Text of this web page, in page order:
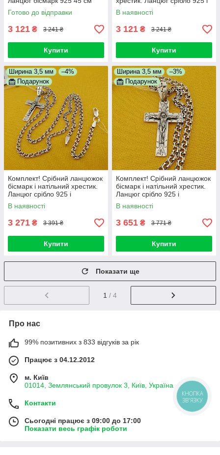
Готово до відправки
3 121 ₴ 3 241 ₴
Купити
православний кулон 45 см
В наявності
3 121 ₴ 3 241 ₴
Купити
Ширина 3,5 мм
–4%
Подарунок
Комплект! Срібний ланцюжок
бісмарк і натільний хрестик.
Ланцюг срібло 925 і
православний кулон 50 см
В наявності
3 271 ₴ 3 391 ₴
Купити
Ширина 3,5 мм
–3%
Подарунок
Комплект! Срібний ланцюжок
бісмарк і натільний хрестик.
Ланцюг срібло 925 і
православний кулон 60 см
В наявності
3 651 ₴ 3 771 ₴
Купити
Показати ще
1 / 4
Про нас
99% позитивних з 833 відгуків за рік
Працює з 04.12.2012
м. Київ
01014, Землянський провулок 3, Київ, Україна
Контакти
Сьогодні працює з 09:00 до 17:00
Показати весь графік роботи
КНОПКА
ЗВ'ЯЗКУ